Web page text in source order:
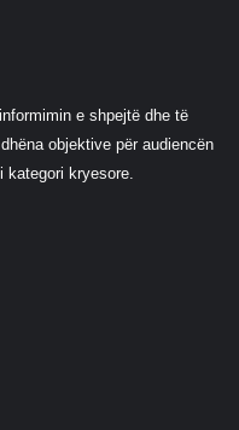
e shpejtë dhe të
objektive për audiencën
kryesore.